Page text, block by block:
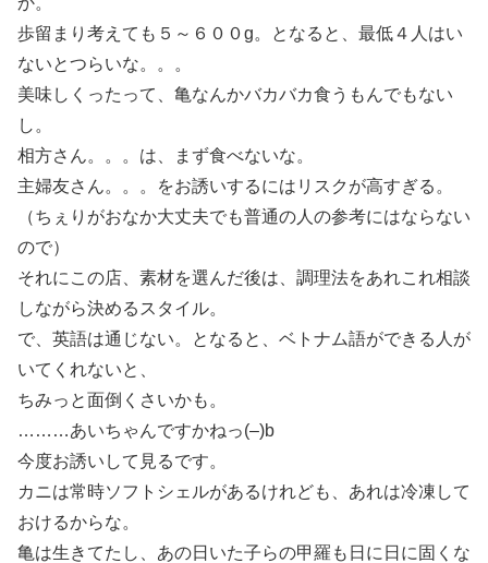
歩留まり考えても５～６００g。となると、最低４人はい
ないとつらいな。。。
美味しくったって、亀なんかバカバカ食うもんでもない
し。
相方さん。。。は、まず食べないな。
主婦友さん。。。をお誘いするにはリスクが高すぎる。
（ちぇりがおなか大丈夫でも普通の人の参考にはならない
ので）
それにこの店、素材を選んだ後は、調理法をあれこれ相談
しながら決めるスタイル。
で、英語は通じない。となると、ベトナム語ができる人が
いてくれないと、
ちみっと面倒くさいかも。
………あいちゃんですかねっ(–)b
今度お誘いして見るです。
カニは常時ソフトシェルがあるけれども、あれは冷凍して
おけるからな。
亀は生きてたし、あの日いた子らの甲羅も日に日に固くな